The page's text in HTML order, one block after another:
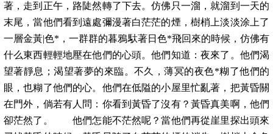
著，走到正午，路陡然轉了下去。仿佛只一溜，就溜到一天的
末尾，當他們看到遠處彌漫著白茫茫的煙，樹梢上淡淡涂上了
一層金黃|色*，一群群的暮鴉馱著日色*飛回來的時候，仿佛有
什么東西輕輕地壓在他們的心頭。他們知道：夜來了。他們渴
望著靜息；渴望著夢的來臨。不久，薄冥的夜色*糊了他們的
眼，也糊了他們的心。他們在低隘的小屋里忙亂著，把黃昏關
在門外，倘若有人問：你看到黃昏了沒有？黃昏真美啊，他們
卻茫然了。 他們怎能不茫然呢？當他們再從崖里探出頭來